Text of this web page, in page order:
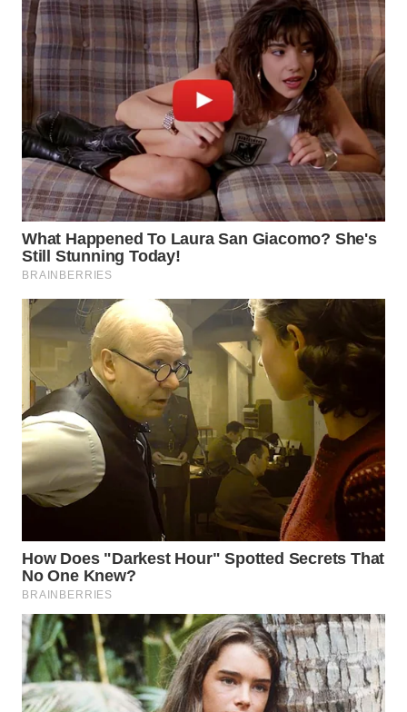
PERSONA
WAHANA
OTOMOTIF
WAHANA
HEALTH
WAHANA
DESA
WISATA
LAPAK
WAHANA
Wahana
KONSUMEN
LISTRIK
MASYARAKAT
KELISTRIKAN
WALINKI
ID
MAWAKA
ID
MARTABAT
NET